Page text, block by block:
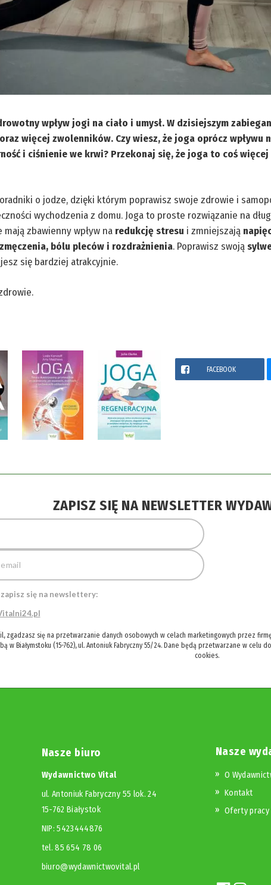
wpływ jogi na ciało i umysł. W dzisiejszym
więcej zwolenników. Czy wiesz, że joga oprócz wpływu
i ciśnienie we krwi? Przekonaj się, że joga to coś
o jodze, dzięki którym poprawisz swoje zdrowie i
wychodzenia z domu. Joga to proste rozwiązanie na
zbawienny wpływ na redukcję stresu i zmniejszają
bólu pleców i rozdrażnienia. Poprawisz swoją
się bardziej atrakcyjnie.
FACEBOOK
ZAPISZ SIĘ NA NEWSLETTER
się na newslettery:
zgadzasz się na przetwarzanie danych osobowych w celach marketingowych przez
w Białymstoku (15-762), ul. Antoniuk Fabryczny 55/24. Dane będą przetwarzane w celu
cookies.
Nasze biuro
Wydawnictwo Vital
ul. Antoniuk Fabryczny 55 lok. 24
15-762 Białystok
NIP: 5423444876
tel. 85 654 78 06
biuro@wydawnictwovital.pl
Nasze
O
Kontakt
Oferty pracy